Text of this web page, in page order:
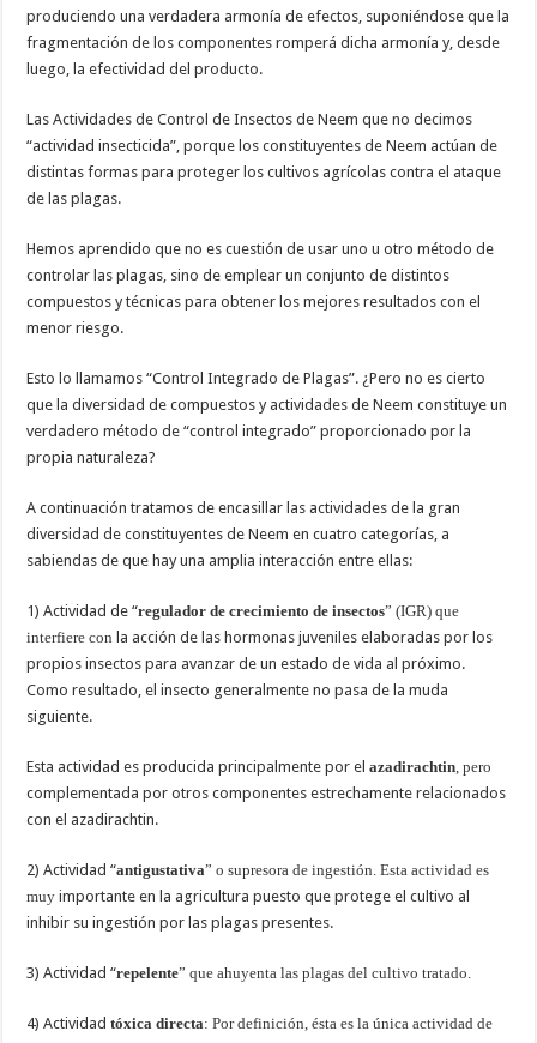
produciendo una verdadera armonía de efectos, suponiéndose que la
fragmentación de los componentes romperá dicha armonía y, desde
luego, la efectividad del producto.
Las Actividades de Control de Insectos de Neem que no decimos
“actividad insecticida”, porque los constituyentes de Neem actúan de
distintas formas para proteger los cultivos agrícolas contra el ataque
de las plagas.
Hemos aprendido que no es cuestión de usar uno u otro método de
controlar las plagas, sino de emplear un conjunto de distintos
compuestos y técnicas para obtener los mejores resultados con el
menor riesgo.
Esto lo llamamos “Control Integrado de Plagas”. ¿Pero no es cierto
que la diversidad de compuestos y actividades de Neem constituye un
verdadero método de “control integrado” proporcionado por la
propia naturaleza?
A continuación tratamos de encasillar las actividades de la gran
diversidad de constituyentes de Neem en cuatro categorías, a
sabiendas de que hay una amplia interacción entre ellas:
1) Actividad de “regulador de crecimiento de insectos” (IGR) que
interfiere conla acción de las hormonas juveniles elaboradas por los
propios insectos para avanzar de un estado de vida al próximo.
Como resultado, el insecto generalmente no pasa de la muda
siguiente.
Esta actividad es producida principalmente por elazadirachtin , pero
complementada por otros componentes estrechamente relacionados
con el azadirachtin.
2) Actividad “antigustativa” o supresora de ingestión. Esta actividad es
muyimportante en la agricultura puesto que protege el cultivo al
inhibir su ingestión por las plagas presentes.
3) Actividad “repelente” que ahuyenta las plagas del cultivo tratado.
4) Actividadtóxica directa: Por definición, ésta es la única actividad de